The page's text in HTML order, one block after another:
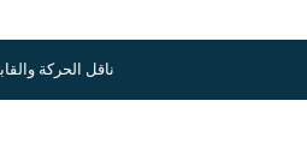
ناقل الحركة